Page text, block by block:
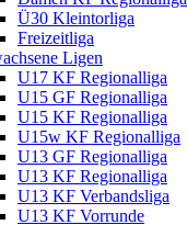
Ü30 Kleintorliga
Freizeitliga
Ligen
U17 KF Regionalliga
U15 GF Regionalliga
U15 KF Regionalliga
U15w KF Regionalliga
U13 GF Regionalliga
U13 KF Regionalliga
U13 KF Verbandsliga
U13 KF Vorrunde